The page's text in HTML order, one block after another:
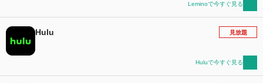
Leminoで今すぐ見る
Hulu 見放題
Huluで今すぐ見る